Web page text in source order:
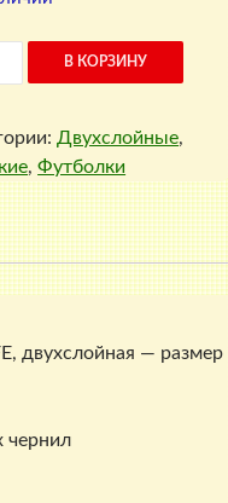
В КОРЗИНУ
Двухслойные,
,Футболки
двухслойная — размер
чернил